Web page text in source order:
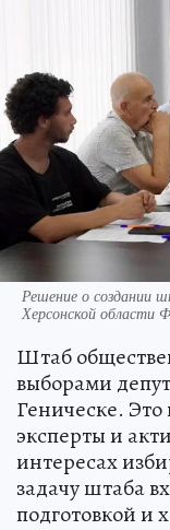
Решение о создании
Херсонской
Штаб
выборами
Геническе.
эксперты и
интересах
задачу штаба
подготовкой и